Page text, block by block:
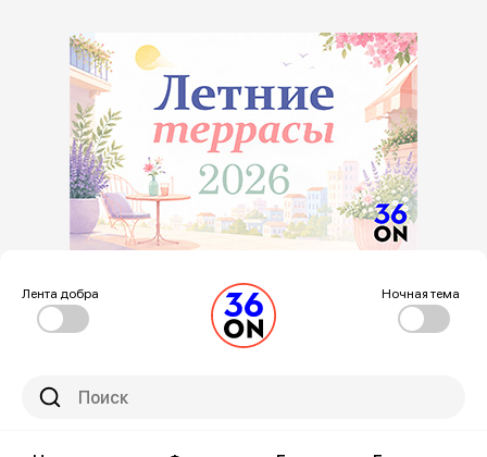
Лента добра Ночная тема